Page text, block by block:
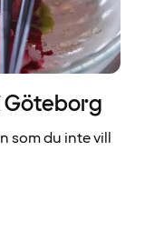
Göteborg
som du inte vill